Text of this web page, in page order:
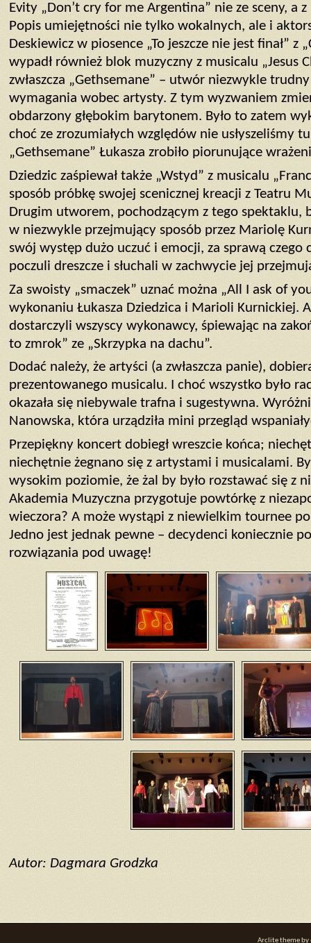
Evity „Don’t cry for me Argentina” nie ze sceny, a
Popis umiejętności nie tylko wokalnych, ale i
Deskiewicz w piosence „To jeszcze nie jest finał” z
wypadł również blok muzyczny z musicalu „Jesus
zwłaszcza „Gethsemane” – utwór niezwykle
wymagania wobec artysty. Z tym wyzwaniem
obdarzony głębokim barytonem. Było to zatem
choć ze zrozumiałych względów nie usłyszeliśmy
„Gethsemane” Łukasza zrobiło piorunujące
Dziedzic zaśpiewał także „Wstyd” z musicalu
sposób próbkę swojej scenicznej kreacji z Teatru
Drugim utworem, pochodzącym z tego spektaklu,
w niezwykle przejmujący sposób przez Mariolę
swój występ dużo uczuć i emocji, za sprawą czego
poczuli dreszcze i słuchali w zachwycie jej
Za swoisty „smaczek” uznać można „All I ask of
wykonaniu Łukasza Dziedzica i Marioli Kurnickiej.
dostarczyli wszyscy wykonawcy, śpiewając na
to zmrok” ze „Skrzypka na dachu”.
Dodać należy, że artyści (a zwłaszcza panie),
prezentowanego musicalu. I choć wszystko było
okazała się niebywale trafna i sugestywna.
Nanowska, która urządziła mini przegląd
Przepiękny koncert dobiegł wreszcie końca;
niechętnie żegnano się z artystami i musicalami.
wysokim poziomie, że żal by było rozstawać się z
Akademia Muzyczna przygotuje powtórkę z
wieczora? A może wystąpi z niewielkim tournee
Jedno jest jednak pewne – decydenci koniecznie
rozwiązania pod uwagę!
Autor: Dagmara Grodzka
Arclite theme by